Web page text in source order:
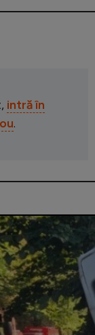
intră în
.